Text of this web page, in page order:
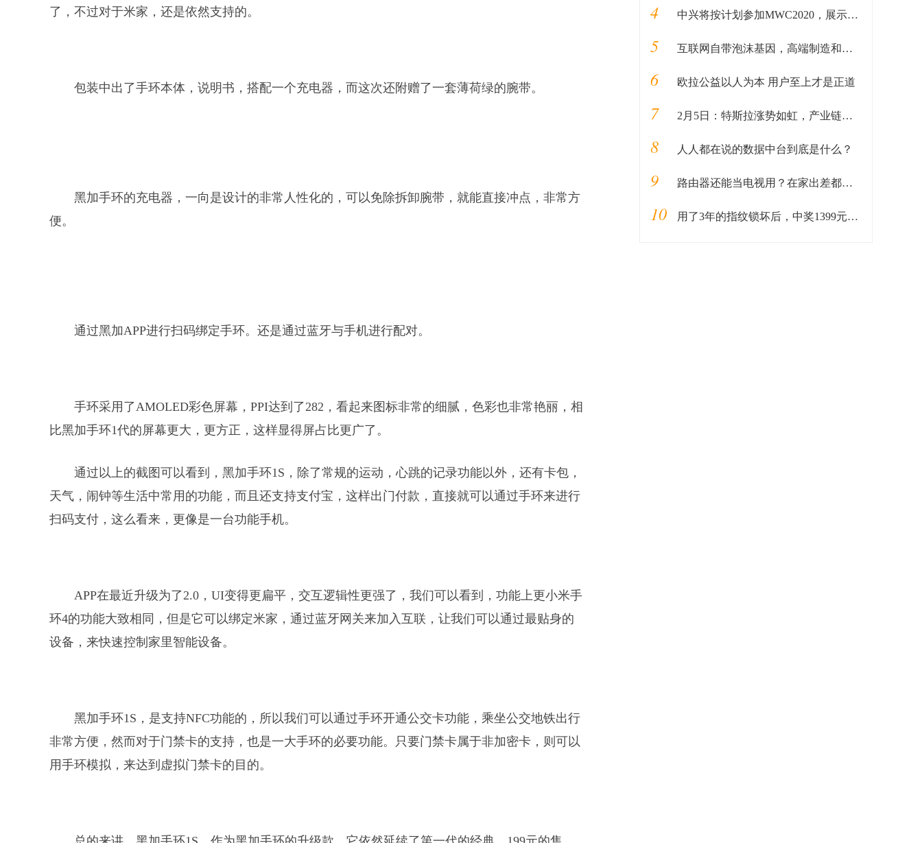
了，不过对于米家，还是依然支持的。
包装中出了手环本体，说明书，搭配一个充电器，而这次还附赠了一套薄荷绿的腕带。
黑加手环的充电器，一向是设计的非常人性化的，可以免除拆卸腕带，就能直接冲点，非常方
便。
通过黑加APP进行扫码绑定手环。还是通过蓝牙与手机进行配对。
手环采用了AMOLED彩色屏幕，PPI达到了282，看起来图标非常的细腻，色彩也非常艳丽，相
比黑加手环1代的屏幕更大，更方正，这样显得屏占比更广了。
通过以上的截图可以看到，黑加手环1S，除了常规的运动，心跳的记录功能以外，还有卡包，
天气，闹钟等生活中常用的功能，而且还支持支付宝，这样出门付款，直接就可以通过手环来进行
扫码支付，这么看来，更像是一台功能手机。
APP在最近升级为了2.0，UI变得更扁平，交互逻辑性更强了，我们可以看到，功能上更小米手
环4的功能大致相同，但是它可以绑定米家，通过蓝牙网关来加入互联，让我们可以通过最贴身的
设备，来快速控制家里智能设备。
黑加手环1S，是支持NFC功能的，所以我们可以通过手环开通公交卡功能，乘坐公交地铁出行
非常方便，然而对于门禁卡的支持，也是一大手环的必要功能。只要门禁卡属于非加密卡，则可以
用手环模拟，来达到虚拟门禁卡的目的。
4 中兴将按计划参加MWC2020，展示5G技术和终端
5 互联网自带泡沫基因，高端制造和基础科学才是国之重器
6 欧拉公益以人为本 用户至上才是正道
7 2月5日：特斯拉涨势如虹，产业链再起风云
8 人人都在说的数据中台到底是什么？
9 路由器还能当电视用？在家出差都能用，爱奇艺电视果4G评测
10 用了3年的指纹锁坏后，中奖1399元米家指纹锁，却不愿换锁？